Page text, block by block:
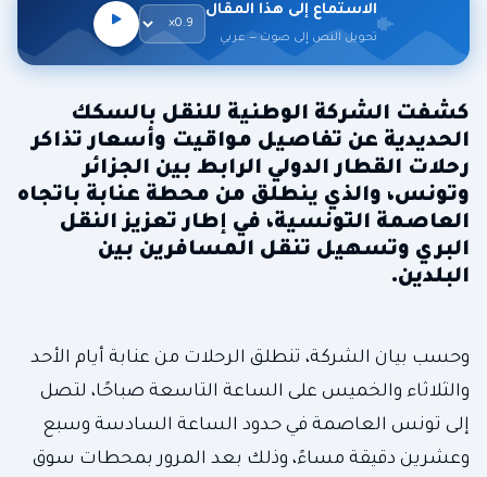
الاستماع إلى هذا المقال
تحويل النص إلى صوت — عربي
كشفت الشركة الوطنية للنقل بالسكك
الحديدية عن تفاصيل مواقيت وأسعار تذاكر
رحلات القطار الدولي الرابط بين الجزائر
وتونس، والذي ينطلق من محطة عنابة باتجاه
العاصمة التونسية، في إطار تعزيز النقل
البري وتسهيل تنقل المسافرين بين
البلدين.
وحسب بيان الشركة، تنطلق الرحلات من عنابة أيام الأحد
والثلاثاء والخميس على الساعة التاسعة صباحًا، لتصل
إلى تونس العاصمة في حدود الساعة السادسة وسبع
وعشرين دقيقة مساءً، وذلك بعد المرور بمحطات سوق